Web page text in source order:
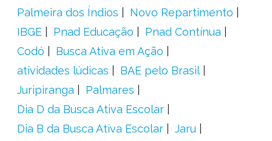
Palmeira dos Índios
Novo Repartimento
IBGE
Pnad Educação
Pnad Contínua
Codó
Busca Ativa em Ação
atividades lúdicas
BAE pelo Brasil
Juripiranga
Palmares
Dia D da Busca Ativa Escolar
Dia B da Busca Ativa Escolar
Jaru